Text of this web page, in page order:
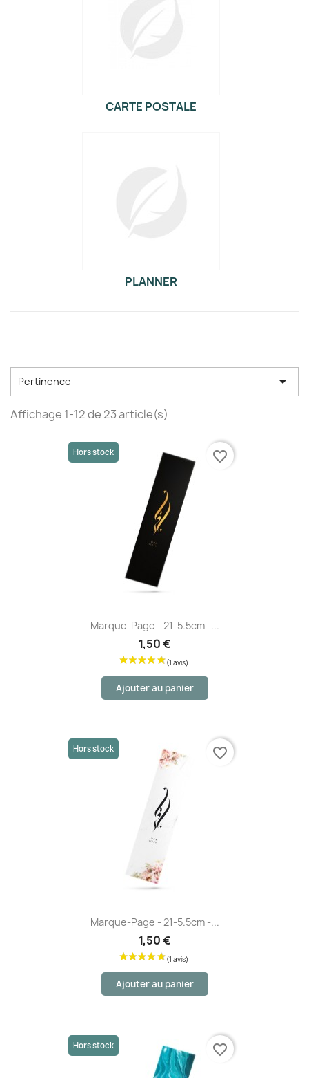
CARTE POSTALE
PLANNER
Pertinence 
Affichage 1-12 de 23 article(s)
Marque-Page - 21-5.5cm -...
1,50 €
Ajouter au panier
Hors stock favorite_border
Marque-Page - 21-5.5cm -...
1,50 €
Ajouter au panier
Hors stock favorite_border
Hors stock favorite_border